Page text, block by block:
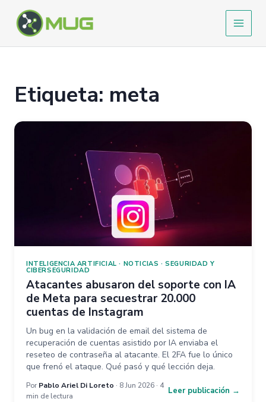
contenido
Etiqueta: meta
INTELIGENCIA ARTIFICIAL · NOTICIAS ·SEGURIDAD Y
CIBERSEGURIDAD
Atacantes abusaron del soporte con IA
de Meta para secuestrar 20.000
cuentas de Instagram
Un bug en la validación de email del sistema de
recuperación de cuentas asistido por IA enviaba el
reseteo de contraseña al atacante. El 2FA fue lo único
que frenó el ataque. Qué pasó y qué lección deja.
Por Pablo Ariel Di Loreto · 8 Jun 2026 · 4
min de lectura
Leer publicación →